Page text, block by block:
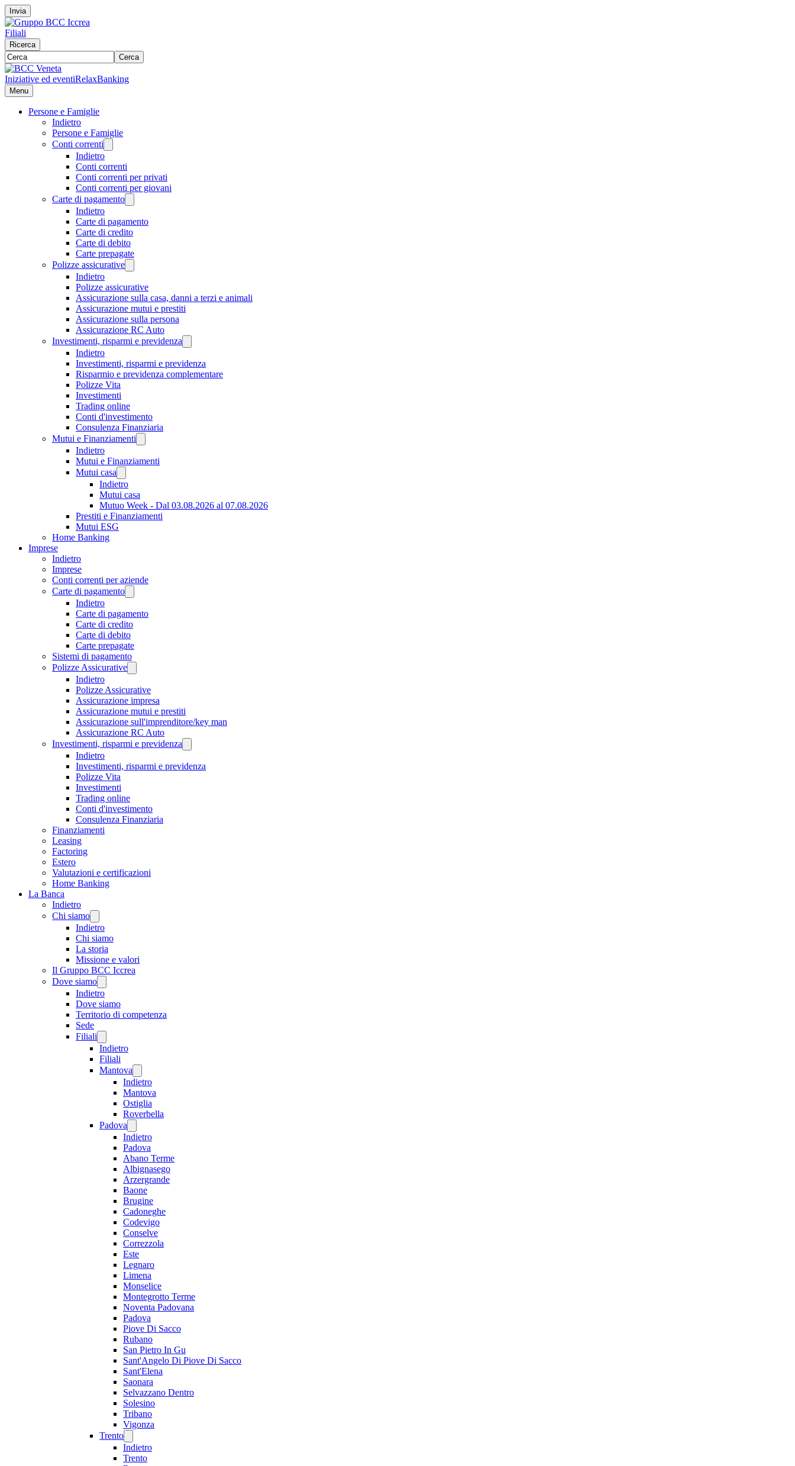
Invia
Filiali
Ricerca
Cerca
Iniziative ed eventiRelaxBanking
Menu
Persone e Famiglie
Indietro
Persone e Famiglie
Conti correnti
Indietro
Conti correnti
Conti correnti per privati
Conti correnti per giovani
Carte di pagamento
Indietro
Carte di pagamento
Carte di credito
Carte di debito
Carte prepagate
Polizze assicurative
Indietro
Polizze assicurative
Assicurazione sulla casa, danni a terzi e animali
Assicurazione mutui e prestiti
Assicurazione sulla persona
Assicurazione RC Auto
Investimenti, risparmi e previdenza
Indietro
Investimenti, risparmi e previdenza
Risparmio e previdenza complementare
Polizze Vita
Investimenti
Trading online
Conti d'investimento
Consulenza Finanziaria
Mutui e Finanziamenti
Indietro
Mutui e Finanziamenti
Mutui casa
Indietro
Mutui casa
Mutuo Week - Dal 03.08.2026 al 07.08.2026
Prestiti e Finanziamenti
Mutui ESG
Home Banking
Imprese
Indietro
Imprese
Conti correnti per aziende
Carte di pagamento
Indietro
Carte di pagamento
Carte di credito
Carte di debito
Carte prepagate
Sistemi di pagamento
Polizze Assicurative
Indietro
Polizze Assicurative
Assicurazione impresa
Assicurazione mutui e prestiti
Assicurazione sull'imprenditore/key man
Assicurazione RC Auto
Investimenti, risparmi e previdenza
Indietro
Investimenti, risparmi e previdenza
Polizze Vita
Investimenti
Trading online
Conti d'investimento
Consulenza Finanziaria
Finanziamenti
Leasing
Factoring
Estero
Valutazioni e certificazioni
Home Banking
La Banca
Indietro
Chi siamo
Indietro
Chi siamo
La storia
Missione e valori
Il Gruppo BCC Iccrea
Dove siamo
Indietro
Dove siamo
Territorio di competenza
Sede
Filiali
Indietro
Filiali
Mantova
Indietro
Mantova
Ostiglia
Roverbella
Padova
Indietro
Padova
Abano Terme
Albignasego
Arzergrande
Baone
Brugine
Cadoneghe
Codevigo
Conselve
Correzzola
Este
Legnaro
Limena
Monselice
Montegrotto Terme
Noventa Padovana
Padova
Piove Di Sacco
Rubano
San Pietro In Gu
Sant'Angelo Di Piove Di Sacco
Sant'Elena
Saonara
Selvazzano Dentro
Solesino
Tribano
Vigonza
Trento
Indietro
Trento